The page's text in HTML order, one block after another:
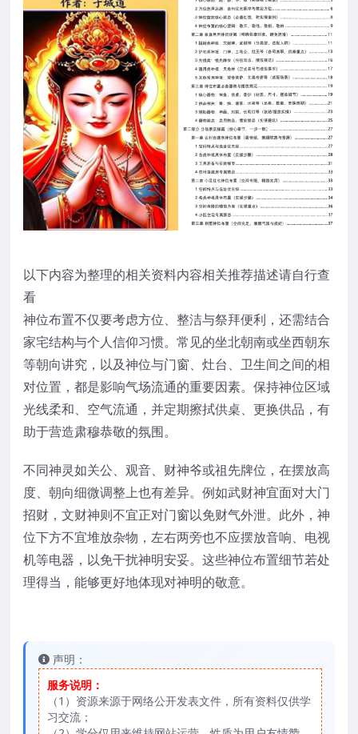
以下内容为整理的相关资料内容相关推荐描述请自行查
看
神位布置不仅要考虑方位、整洁与祭拜便利，还需结合
家宅结构与个人信仰习惯。常见的坐北朝南或坐西朝东
等朝向讲究，以及神位与门窗、灶台、卫生间之间的相
对位置，都是影响气场流通的重要因素。保持神位区域
光线柔和、空气流通，并定期擦拭供桌、更换供品，有
助于营造肃穆恭敬的氛围。
不同神灵如关公、观音、财神爷或祖先牌位，在摆放高
度、朝向细微调整上也有差异。例如武财神宜面对大门
招财，文财神则不宜正对门窗以免财气外泄。此外，神
位下方不宜堆放杂物，左右两旁也不应摆放音响、电视
机等电器，以免干扰神明安妥。这些神位布置细节若处
理得当，能够更好地体现对神明的敬意。
声明：
服务说明：
（1）资源来源于网络公开发表文件，所有资料仅供学
习交流；